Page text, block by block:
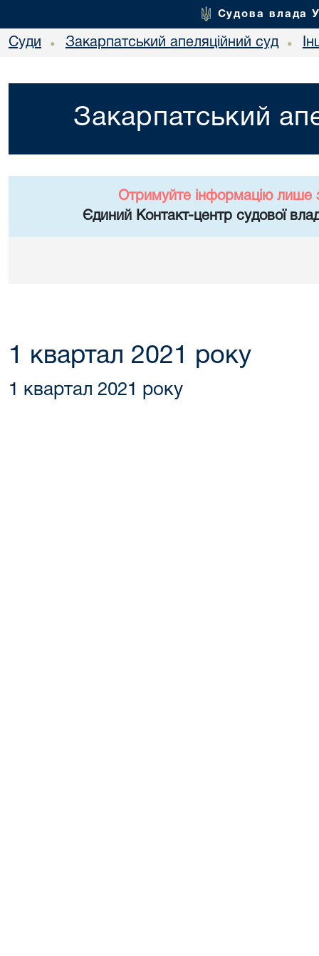
Судова влада
Суди • Закарпатський апеляційний суд •
Закарпатський
Отримуйте інформацію лише
Єдиний Контакт-центр судової
1 квартал 2021 року
1 квартал 2021 року